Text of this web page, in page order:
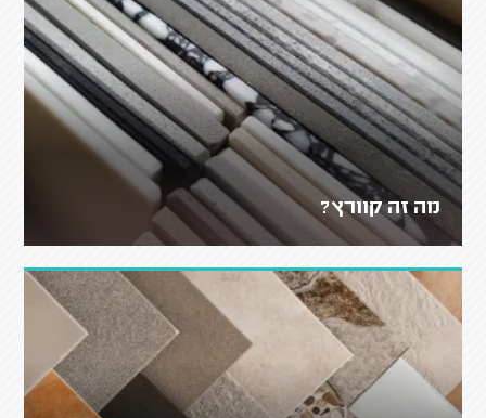
מה זה קוורץ?